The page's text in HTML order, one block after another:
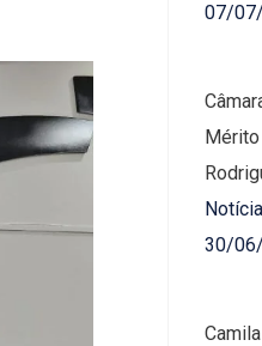
07/
30/